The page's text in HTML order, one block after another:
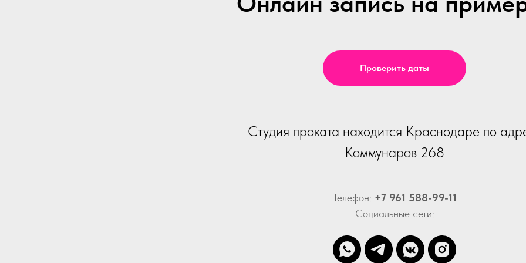
Проверить даты
Студия проката находится Краснодаре по
Коммунаров 268
Телефон: +7 961 588-99-11
Социальные сети: